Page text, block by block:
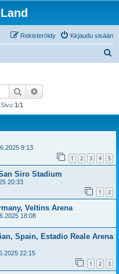
Kirjaudu sisään
Rekisteröidy
Etsi
1/1
9:13
1 2 3 4 5
Siro Stadium
20:33
1 2
Veltins Arena
18:08
Spain, Estadio Reale Arena
22:15
1 2 3